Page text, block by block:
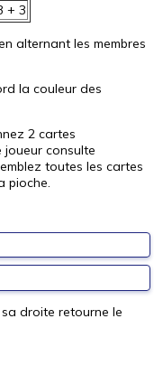
+ 3
alternant les membres
la couleur des
2 cartes
joueur consulte
toutes les cartes
pioche.
droite retourne le